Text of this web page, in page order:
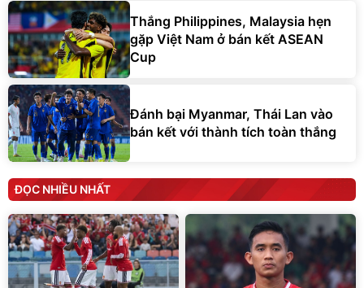
Thắng Philippines, Malaysia hẹn
gặp Việt Nam ở bán kết ASEAN
Cup
Đánh bại Myanmar, Thái Lan vào
bán kết với thành tích toàn thắng
ĐỌC NHIỀU NHẤT